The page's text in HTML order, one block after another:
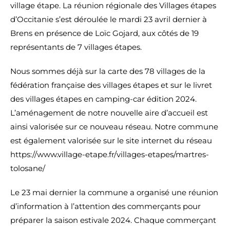
village étape. La réunion régionale des Villages étapes
d’Occitanie s’est déroulée le mardi 23 avril dernier à
Brens en présence de Loïc Gojard, aux côtés de 19
représentants de 7 villages étapes.
Nous sommes déjà sur la carte des 78 villages de la
fédération française des villages étapes et sur le livret
des villages étapes en camping-car édition 2024.
L’aménagement de notre nouvelle aire d’accueil est
ainsi valorisée sur ce nouveau réseau. Notre commune
est également valorisée sur le site internet du réseau
https://www.village-etape.fr/villages-etapes/martres-
tolosane/
Le 23 mai dernier la commune a organisé une réunion
d’information à l’attention des commerçants pour
préparer la saison estivale 2024. Chaque commerçant